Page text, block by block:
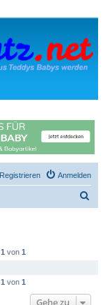
Anmelden
Registrieren
1 von 1
1 von 1
Gehe zu